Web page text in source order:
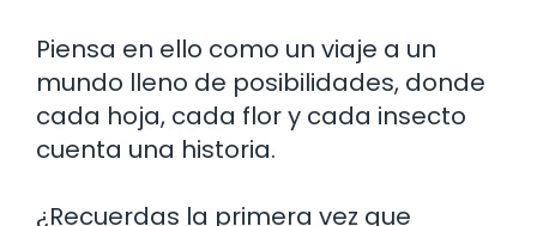
Piensa en ello como un viaje a un
mundo lleno de posibilidades, donde
cada hoja, cada flor y cada insecto
cuenta una historia.
¿Recuerdas la primera vez que